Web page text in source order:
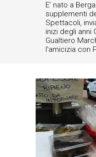
E’ nato a
supplementi
Spettacoli,
inizi degli anni
Gualtiero
l'amicizia con